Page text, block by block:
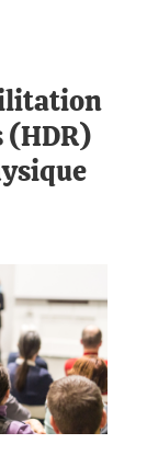
(HDR)